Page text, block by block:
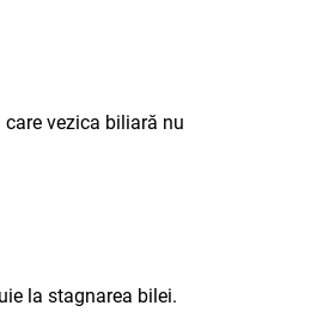
vezica biliară nu
la stagnarea bilei.